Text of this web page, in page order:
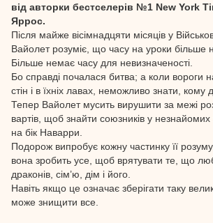
від авторки бестселерів №1 New York
Яррос.
Після майже вісімнадцяти місяців у
Вайолет розуміє, що часу на уроки більше
Більше немає часу для невизначеності.
Бо справді почалася битва; а коли вороги
стін і в їхніх лавах, неможливо знати, кому
Тепер Вайолет мусить вирушити за межі
вартів, щоб знайти союзників у
на бік Наварри.
Подорож випробує кожну частинку її
вона зробить усе, щоб врятувати те, що
драконів, сім’ю, дім і його.
Навіть якщо це означає зберігати таку
може знищити все.